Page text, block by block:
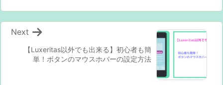
【Luxeritas以外でも出来る】初心者も簡
単！ボタンのマウスホバーの設定方法
Next